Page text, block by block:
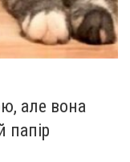
але вона
папір